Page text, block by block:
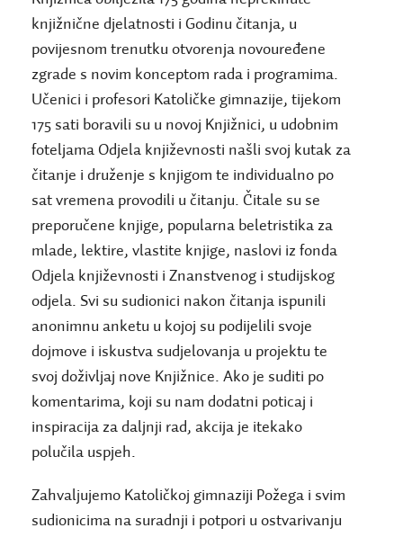
knjižnične djelatnosti i Godinu čitanja, u
povijesnom trenutku otvorenja novouređene
zgrade s novim konceptom rada i programima.
Učenici i profesori Katoličke gimnazije, tijekom
175 sati boravili su u novoj Knjižnici, u udobnim
foteljama Odjela književnosti našli svoj kutak za
čitanje i druženje s knjigom te individualno po
sat vremena provodili u čitanju.Čitale su se
preporučene knjige, popularna beletristika za
mlade, lektire, vlastite knjige, naslovi iz fonda
Odjela književnosti i Znanstvenog i studijskog
odjela. Svi su sudionici nakon čitanja ispunili
anonimnu anketu u kojoj su podijelili svoje
dojmove i iskustva sudjelovanja u projektu te
svoj doživljaj nove Knjižnice. Ako je suditi po
komentarima, koji su nam dodatni poticaj i
inspiracija za daljnji rad, akcija je itekako
polučila uspjeh.
Zahvaljujemo Katoličkoj gimnaziji Požega i svim
sudionicima na suradnji i potpori u ostvarivanju